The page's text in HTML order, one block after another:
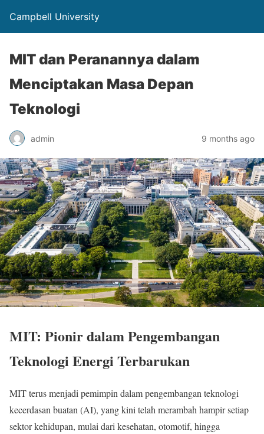
Campbell University
MIT dan Peranannya dalam
Menciptakan Masa Depan
Teknologi
admin 9 months ago
MIT: Pionir dalam Pengembangan
Teknologi Energi Terbarukan
MIT terus menjadi pemimpin dalam pengembangan teknologi
kecerdasan buatan (AI), yang kini telah merambah hampir setiap
sektor kehidupan, mulai dari kesehatan, otomotif, hingga